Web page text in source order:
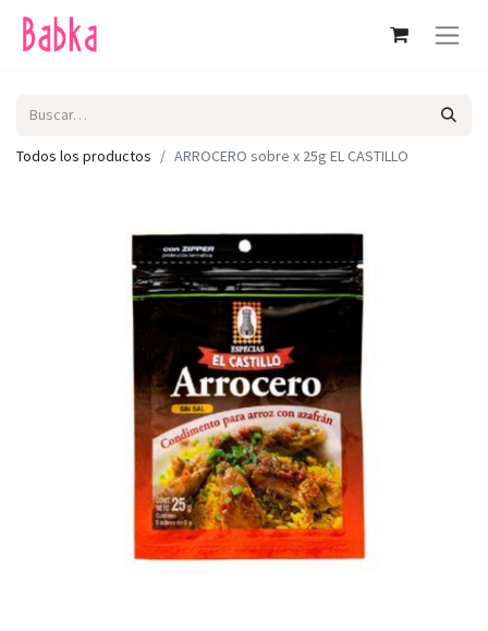
Todos los productos ARROCERO sobre x 25g EL CASTILLO